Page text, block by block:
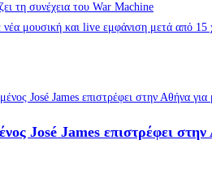
τη συνέχεια του War Machine
μουσική και live εμφάνιση μετά από 15
José James επιστρέφει